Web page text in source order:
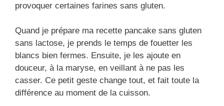
provoquer certaines farines sans gluten.
Quand je prépare ma recette pancake sans gluten
sans lactose, je prends le temps de fouetter les
blancs bien fermes. Ensuite, je les ajoute en
douceur, à la maryse, en veillant à ne pas les
casser. Ce petit geste change tout, et fait toute la
différence au moment de la cuisson.